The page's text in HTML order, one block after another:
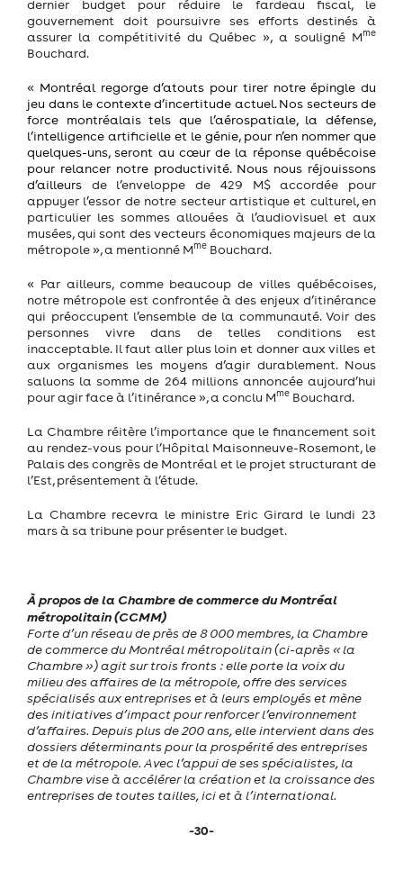
dernier budget pour réduire le fardeau fiscal, le
gouvernement doit poursuivre ses efforts destinés à
assurer la compétitivité du Québec », a souligné Mme
Bouchard.
« Montréal regorge d’atouts pour tirer notre épingle du
jeu dans le contexte d’incertitude actuel. Nos secteurs de
force montréalais tels que l’aérospatiale, la défense,
l’intelligence artificielle et le génie, pour n’en nommer que
quelques-uns, seront au cœur de la réponse québécoise
pour relancer notre productivité. Nous nous réjouissons
d’ailleurs de l’enveloppe de 429 M$ accordée pour
appuyer l’essor de notre secteur artistique et culturel, en
particulier les sommes allouées à l’audiovisuel et aux
musées, qui sont des vecteurs économiques majeurs de la
métropole », a mentionné Mme Bouchard.
« Par ailleurs, comme beaucoup de villes québécoises,
notre métropole est confrontée à des enjeux d’itinérance
qui préoccupent l’ensemble de la communauté. Voir des
personnes vivre dans de telles conditions est
inacceptable. Il faut aller plus loin et donner aux villes et
aux organismes les moyens d’agir durablement. Nous
saluons la somme de 264 millions annoncée aujourd’hui
pour agir face à l’itinérance », a conclu Mme Bouchard.
La Chambre réitère l’importance que le financement soit
au rendez-vous pour l’Hôpital Maisonneuve-Rosemont, le
Palais des congrès de Montréal et le projet structurant de
l’Est, présentement à l’étude.
La Chambre recevra le ministre Eric Girard le lundi 23
mars à sa tribune pour présenter le budget.
À propos de la Chambre de commerce du Montréal
métropolitain (CCMM)
Forte d’un réseau de près de 8 000 membres, la Chambre
de commerce du Montréal métropolitain (ci-après « la
Chambre ») agit sur trois fronts : elle porte la voix du
milieu des affaires de la métropole, offre des services
spécialisés aux entreprises et à leurs employés et mène
des initiatives d’impact pour renforcer l’environnement
d’affaires. Depuis plus de 200 ans, elle intervient dans des
dossiers déterminants pour la prospérité des entreprises
et de la métropole. Avec l’appui de ses spécialistes, la
Chambre vise à accélérer la création et la croissance des
entreprises de toutes tailles, ici et à l’international.
-30-